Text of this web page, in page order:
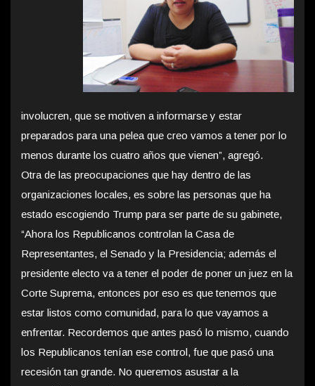
involucren, que se motiven a informarse y estar
preparados para una pelea que creo vamos a tener por lo
menos durante los cuatro años que vienen”, agregó.
Otra de las preocupaciones que hay dentro de las
organizaciones locales, es sobre las personas que ha
estado escogiendo Trump para ser parte de su gabinete,
“Ahora los Republicanos controlan la Casa de
Representantes, el Senado y la Presidencia; además el
presidente electo va a tener el poder de poner un juez en la
Corte Suprema, entonces por eso es que tenemos que
estar listos como comunidad, para lo que vayamos a
enfrentar. Recordemos que antes pasó lo mismo, cuando
los Republicanos tenían ese control, fue que pasó una
recesión tan grande. No queremos asustar a la